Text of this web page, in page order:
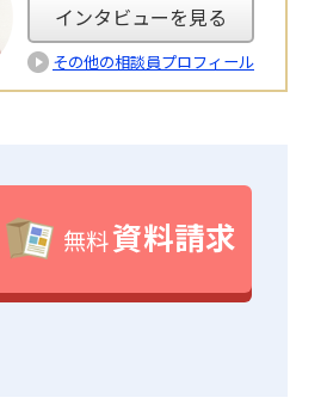
インタビューを見る
その他の相談員プロフィール
無料資料請求